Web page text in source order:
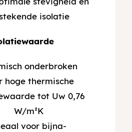
isolatie
onderbroken
hoge thermische
tot Uw 0,76
W/m²K
voor bijna-